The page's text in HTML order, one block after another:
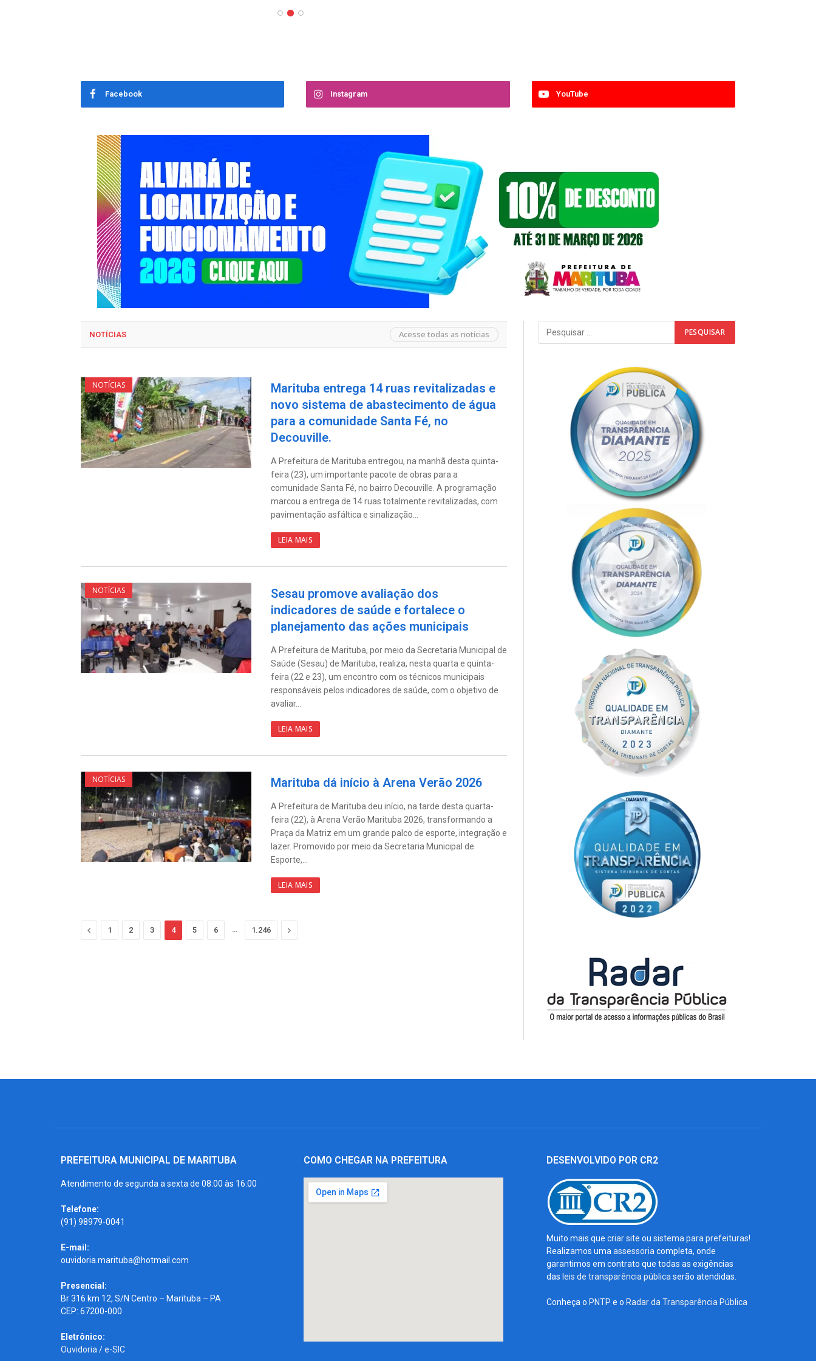
Facebook Instagram YouTube
NOTÍCIAS Acesse todas as notícias
NOTÍCIAS
Marituba entrega 14 ruas revitalizadas e
novo sistema de abastecimento de água
para a comunidade Santa Fé, no
Decouville.
A Prefeitura de Marituba entregou, na manhã desta quinta-
feira (23), um importante pacote de obras para a
comunidade Santa Fé, no bairro Decouville. A programação
marcou a entrega de 14 ruas totalmente revitalizadas, com
pavimentação asfáltica e sinalização…
LEIA MAIS
NOTÍCIAS
Sesau promove avaliação dos
indicadores de saúde e fortalece o
planejamento das ações municipais
A Prefeitura de Marituba, por meio da Secretaria Municipal de
Saúde (Sesau) de Marituba, realiza, nesta quarta e quinta-
feira (22 e 23), um encontro com os técnicos municipais
responsáveis pelos indicadores de saúde, com o objetivo de
avaliar…
LEIA MAIS
NOTÍCIAS Marituba dá início à Arena Verão 2026
A Prefeitura de Marituba deu início, na tarde desta quarta-
feira (22), à Arena Verão Marituba 2026, transformando a
Praça da Matriz em um grande palco de esporte, integração e
lazer. Promovido por meio da Secretaria Municipal de
Esporte,…
LEIA MAIS
Anterior
1 2 3 4 5 6 … 1.246 Proximo
PREFEITURA MUNICIPAL DE MARITUBA
Atendimento de segunda a sexta de 08:00 às 16:00
Telefone:
(91) 98979-0041
E-mail:
ouvidoria.marituba@hotmail.com
Presencial:
Br 316 km 12, S/N Centro – Marituba – PA
CEP: 67200-000
Eletrônico:
Ouvidoria /e-SIC
COMO CHEGAR NA PREFEITURA DESENVOLVIDO POR CR2
Muito mais que criar site ou sistema para prefeituras!
Realizamos uma assessoria completa, onde
garantimos em contrato que todas as exigências
das leis de transparência pública serão atendidas.
Conheça o PNTP e o Radar da Transparência Pública